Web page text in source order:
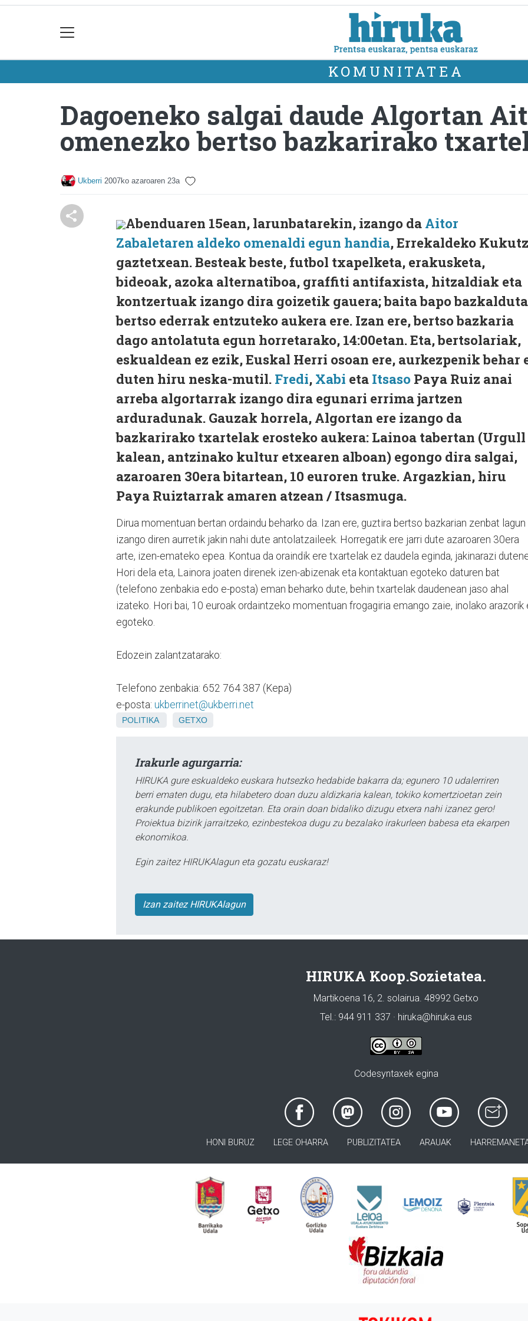
KOMUNITATEA
Dagoeneko salgai daude Algortan
omenezko bertso bazkarirako
Ukberri 2007ko azaroaren 23a
Abenduaren 15ean, larunbatarekin, izango da Aitor
Zabaletaren aldeko omenaldi egun handia, Errekaldeko
gaztetxean. Besteak beste, futbol txapelketa, erakusketa,
bideoak, azoka alternatiboa, graffiti antifaxista, hitzaldiak eta
kontzertuak izango dira goizetik gauera; baita bapo
bertso ederrak entzuteko aukera ere. Izan ere, bertso bazkaria
dago antolatuta egun horretarako, 14:00etan. Eta, bertsolariak,
eskualdean ez ezik, Euskal Herri osoan ere, aurkezpenik behar
duten hiru neska-mutil. Fredi, Xabi eta Itsaso Paya Ruiz anai
arreba algortarrak izango dira egunari errima jartzen
arduradunak. Gauzak horrela, Algortan ere izango da
bazkarirako txartelak erosteko aukera: Lainoa tabertan (Urgull
kalean, antzinako kultur etxearen alboan) egongo dira salgai,
azaroaren 30era bitartean, 10 euroren truke. Argazkian, hiru
Paya Ruiztarrak amaren atzean / Itsasmuga.
Dirua momentuan bertan ordaindu beharko da. Izan ere, guztira bertso bazkarian zenbat lagun
izango diren aurretik jakin nahi dute antolatzaileek. Horregatik ere jarri dute azaroaren 30era
arte, izen-emateko epea. Kontua da oraindik ere txartelak ez daudela eginda, jakinarazi
Hori dela eta, Lainora joaten direnek izen-abizenak eta kontaktuan egoteko daturen bat
(telefono zenbakia edo e-posta) eman beharko dute, behin txartelak daudenean jaso ahal
izateko. Hori bai, 10 euroak ordaintzeko momentuan frogagiria emango zaie, inolako arazorik
egoteko.
Edozein zalantzatarako:
Telefono zenbakia: 652 764 387 (Kepa)
e-posta: ukberrinet@ukberri.net
POLITIKA GETXO
Irakurle agurgarria:
HIRUKA gure eskualdeko euskara hutsezko hedabide bakarra da; egunero 10 udalerriren
berri ematen dugu, eta hilabetero doan duzu aldizkaria kalean, tokiko komertzioetan zein
erakunde publikoen egoitzetan. Eta orain doan bidaliko dizugu etxera nahi izanez gero!
Proiektua bizirik jarraitzeko, ezinbestekoa dugu zu bezalako irakurleen babesa eta ekarpen
ekonomikoa.
Egin zaitez HIRUKAlagun eta gozatu euskaraz!
Izan zaitez HIRUKAlagun
HIRUKA Koop.Sozietatea.
Martikoena 16, 2. solairua. 48992 Getxo
Tel.: 944 911 337 · hiruka@hiruka.eus
Codesyntaxek egina
HONI BURUZ LEGE OHARRA PUBLIZITATEA ARAUAK